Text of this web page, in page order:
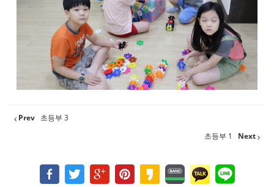
Prev 초등부 3
초등부 1
Next